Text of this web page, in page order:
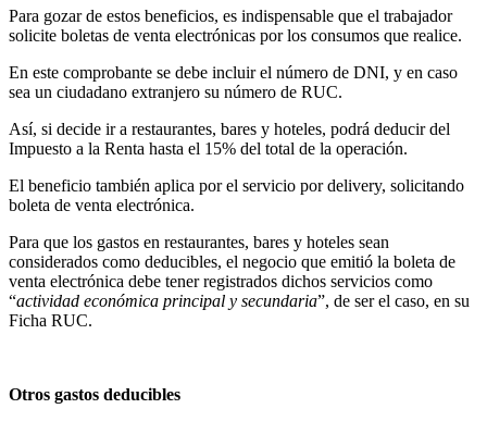
Para gozar de estos beneficios, es indispensable que el trabajador
solicite boletas de venta electrónicas por los consumos que realice.
En este comprobante se debe incluir el número de DNI, y en caso
sea un ciudadano extranjero su número de RUC.
Así, si decide ir a restaurantes, bares y hoteles, podrá deducir del
Impuesto a la Renta hasta el 15% del total de la operación.
El beneficio también aplica por el servicio por delivery, solicitando
boleta de venta electrónica.
Para que los gastos en restaurantes, bares y hoteles sean
considerados como deducibles, el negocio que emitió la boleta de
venta electrónica debe tener registrados dichos servicios como
“actividad económica principal y secundaria”, de ser el caso, en su
Ficha RUC.
Otros gastos deducibles